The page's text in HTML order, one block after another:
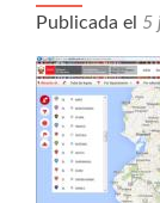
Publicada el 5